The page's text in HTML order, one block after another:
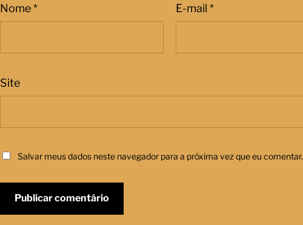
Nome* E-mail *
Site
Salvar meus dados neste navegador para a próxima vez que eu comentar.